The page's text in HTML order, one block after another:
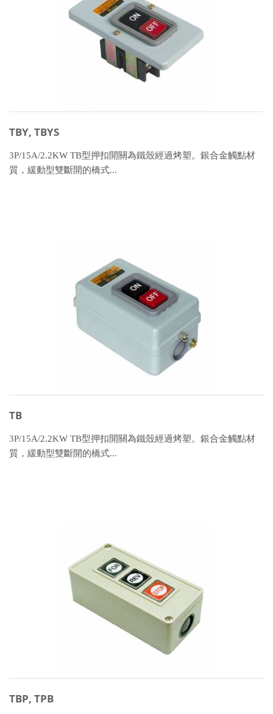
TBY, TBYS
3P/15A/2.2KW TB型押扣開關為鐵殼經過烤塑。銀合金觸點材
質，緩動型雙斷開的橋式...
TB
3P/15A/2.2KW TB型押扣開關為鐵殼經過烤塑。銀合金觸點材
質，緩動型雙斷開的橋式...
TBP, TPB